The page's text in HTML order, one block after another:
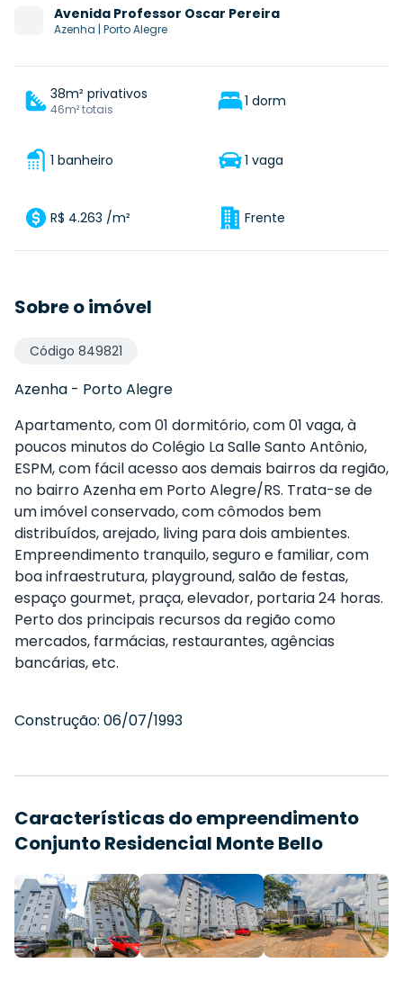
Avenida Professor Oscar Pereira
Azenha | Porto Alegre
38m² privativos
46m² totais 1 dorm
1 banheiro 1 vaga
R$ 4.263 /m² Frente
Sobre o imóvel
Código 849821
Azenha - Porto Alegre
Apartamento, com 01 dormitório, com 01 vaga, à
poucos minutos do Colégio La Salle Santo Antônio,
ESPM, com fácil acesso aos demais bairros da região,
no bairro Azenha em Porto Alegre/RS. Trata-se de
um imóvel conservado, com cômodos bem
distribuídos, arejado, living para dois ambientes.
Empreendimento tranquilo, seguro e familiar, com
boa infraestrutura, playground, salão de festas,
espaço gourmet, praça, elevador, portaria 24 horas.
Perto dos principais recursos da região como
mercados, farmácias, restaurantes, agências
bancárias, etc.
Construção: 06/07/1993
Características do empreendimento
Conjunto Residencial Monte Bello